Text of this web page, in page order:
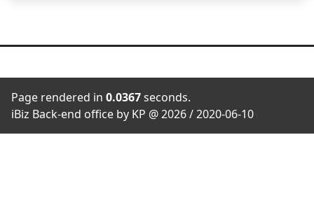
Page rendered in 0.0367seconds.
iBiz Back-end office by KP @ 2026 / 2020-06-10